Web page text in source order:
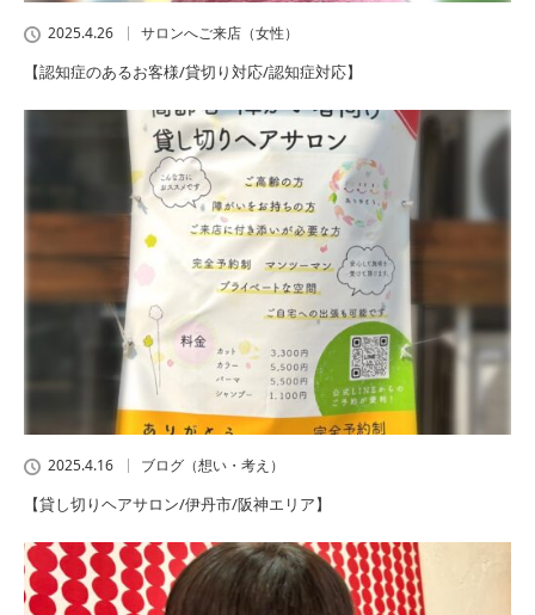
2025.4.26 サロンへご来店（女性）
【認知症のあるお客様/貸切り対応/認知症対応】
2025.4.16 ブログ（想い・考え）
【貸し切りヘアサロン/伊丹市/阪神エリア】